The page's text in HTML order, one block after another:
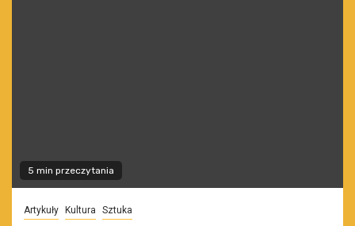
5 min przeczytania
Artykuły Kultura Sztuka